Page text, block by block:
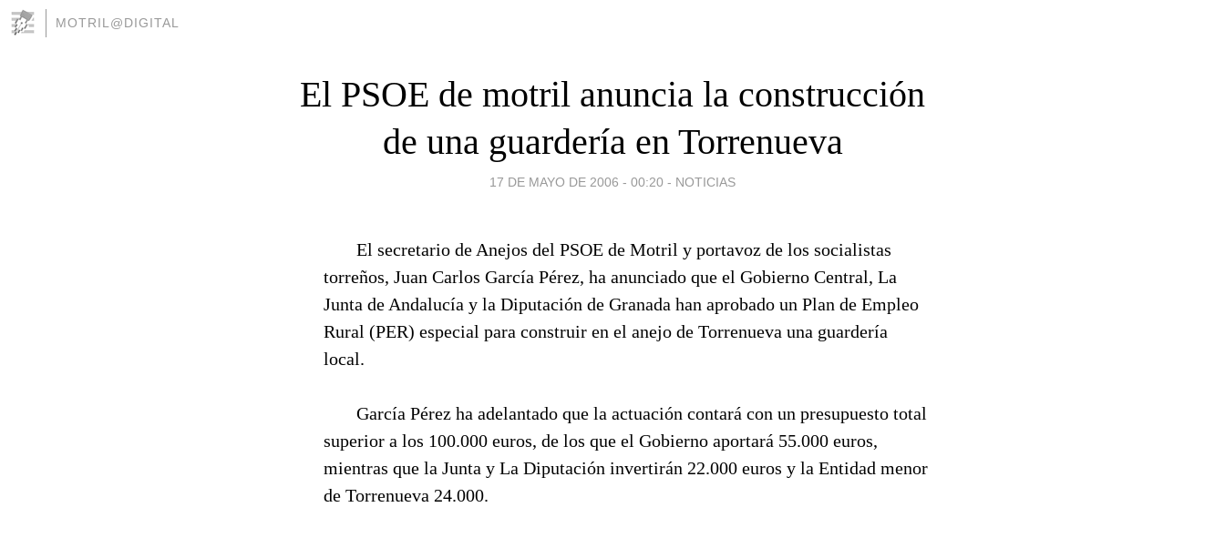
MOTRIL@DIGITAL
El PSOE de motril anuncia la construcción
de una guardería en Torrenueva
17 DE MAYO DE 2006 - 00:20 - NOTICIAS
El secretario de Anejos del PSOE de Motril y portavoz de los socialistas
torreños, Juan Carlos García Pérez, ha anunciado que el Gobierno Central, La
Junta de Andalucía y la Diputación de Granada han aprobado un Plan de Empleo
Rural (PER) especial para construir en el anejo de Torrenueva una guardería
local.
García Pérez ha adelantado que la actuación contará con un presupuesto total
superior a los 100.000 euros, de los que el Gobierno aportará 55.000 euros,
mientras que la Junta y La Diputación invertirán 22.000 euros y la Entidad menor
de Torrenueva 24.000.